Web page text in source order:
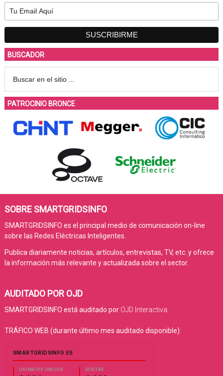
BUSCADOR
PATROCINIO BRONCE
SOBRE SMARTGRIDSINFO
SMARTGRIDSINFO es el principal medio de comunicación on-line
sobre las Redes Eléctricas Inteligentes.
Publica diariamente noticias, artículos, entrevistas, TV, etc. y ofrece
la información más relevante y actualizada sobre el sector.
AUDITADO POR OJD
SMARTGRIDSINFO está auditado por OJD Interactiva
TRÁFICO WEB (durante último mes auditado disponible):